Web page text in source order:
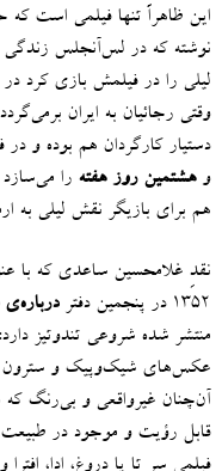
این ظاهراً تنها فیلمی است که
نوشته که در لس‌آنجلس زندگی
لیلی را در فیلمش بازی کرد در
وقتی رجائیان به ایران
دستیار کارگردان هم بوده و در
وهشتمین روز هفته را
هم برای بازیگر نقش لیلی به
نقدِ غلامحسین ساعدی که با
۱۳۵۲ در پنجمین دفتر
درباره‌ی
منتشر شده شروعی تندوتیز دارد
عکس‌های شیک‌وپیک و سترون
آن‌چنان غیرواقعی و بی‌رنگ
قابل رؤیت و موجود در طبیعت
فیلمی سر تا پا دروغ، ادا،